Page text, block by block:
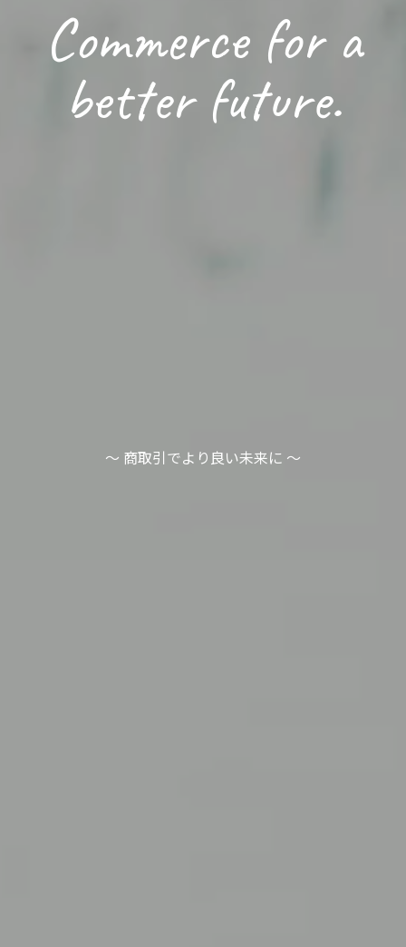
Commerce for a
better future.
～ 商取引でより良い未来に ～